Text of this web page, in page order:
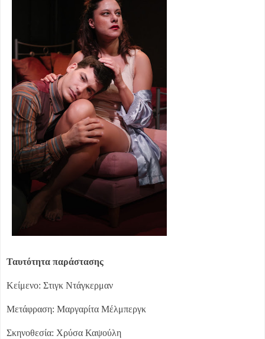
Ταυτότητα παράστασης
Κείμενο: Στιγκ Ντάγκερμαν
Μετάφραση: Μαργαρίτα Μέλμπεργκ
Σκηνοθεσία: Χρύσα Καψούλη